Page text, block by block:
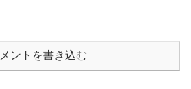
ントを書き込む